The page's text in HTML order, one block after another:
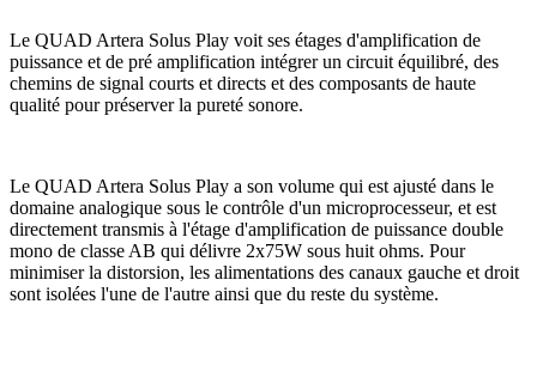
Le QUAD Artera Solus Play voit ses étages d'amplification de
puissance et de pré amplification intégrer un circuit équilibré, des
chemins de signal courts et directs et des composants de haute
qualité pour préserver la pureté sonore.
Le QUAD Artera Solus Play a son volume qui est ajusté dans le
domaine analogique sous le contrôle d'un microprocesseur, et est
directement transmis à l'étage d'amplification de puissance double
mono de classe AB qui délivre 2x75W sous huit ohms. Pour
minimiser la distorsion, les alimentations des canaux gauche et droit
sont isolées l'une de l'autre ainsi que du reste du système.